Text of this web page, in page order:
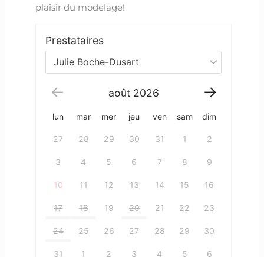
plaisir du modelage!
Prestataires
Julie Boche-Dusart
août 2026
lun mar mer jeu ven sam dim
27 28 29 30 31 1 2
3 4 5 6 7 8 9
10 11 12 13 14 15 16
17 18 19 20 21 22 23
24 25 26 27 28 29 30
31 1 2 3 4 5 6